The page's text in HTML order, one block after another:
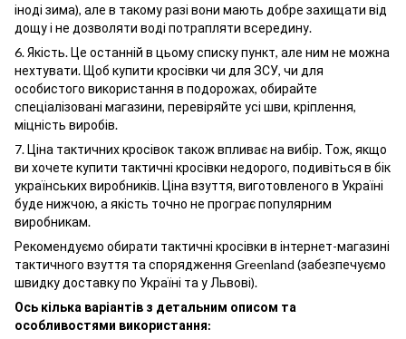
іноді зима), але в такому разі вони мають добре захищати від
дощу і не дозволяти воді потрапляти всередину.
6. Якість. Це останній в цьому списку пункт, але ним не можна
нехтувати. Щоб купити кросівки чи для ЗСУ, чи для
особистого використання в подорожах, обирайте
спеціалізовані магазини, перевіряйте усі шви, кріплення,
міцність виробів.
7. Ціна тактичних кросівок також впливає на вибір. Тож, якщо
ви хочете купити тактичні кросівки недорого, подивіться в бік
українських виробників. Ціна взуття, виготовленого в Україні
буде нижчою, а якість точно не програє популярним
виробникам.
Рекомендуємо обирати тактичні кросівки в інтернет-магазині
тактичного взуття та спорядження Greenland (забезпечуємо
швидку доставку по Україні та у Львові).
Ось кілька варіантів з детальним описом та
особливостями використання: